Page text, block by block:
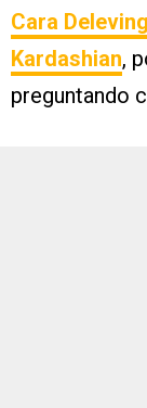
Cara
Kardashian,
preguntando